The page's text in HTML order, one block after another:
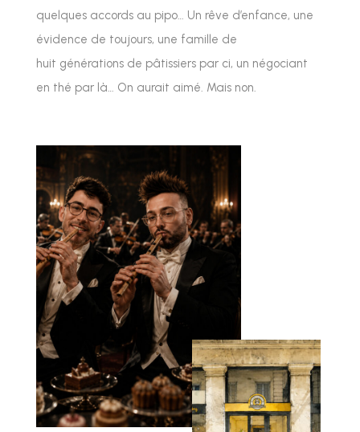
quelques accords au pipo… Un rêve d’enfance, une
évidence de toujours, une famille de
huit générations de pâtissiers par ci, un négociant
en thé par là… On aurait aimé. Mais non.